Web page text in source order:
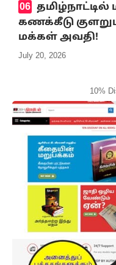
தமிழ்நாட்டில்
கணக்கீடு
மக்கள் அவதி!
July 20, 2026
10%